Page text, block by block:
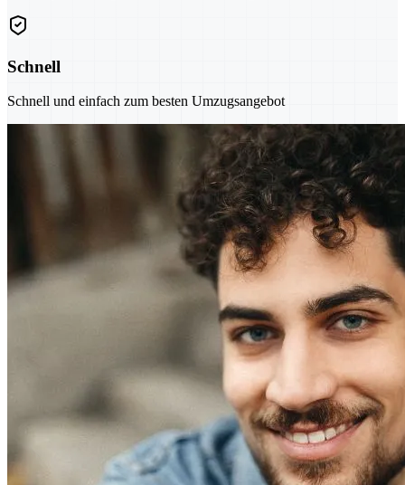
Schnell
Schnell und einfach zum besten Umzugsangebot